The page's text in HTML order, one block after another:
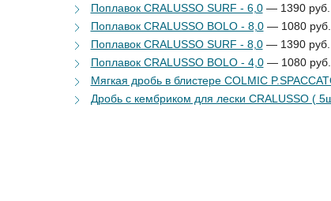
Поплавок CRALUSSO SURF - 6,0— 1390 руб.
Поплавок CRALUSSO BOLO - 8,0— 1080 руб.
Поплавок CRALUSSO SURF - 8,0— 1390 руб.
Поплавок CRALUSSO BOLO - 4,0— 1080 руб.
Мягкая дробь в блистере COLMIC
Дробь с кембриком для лески CRALUSSO (